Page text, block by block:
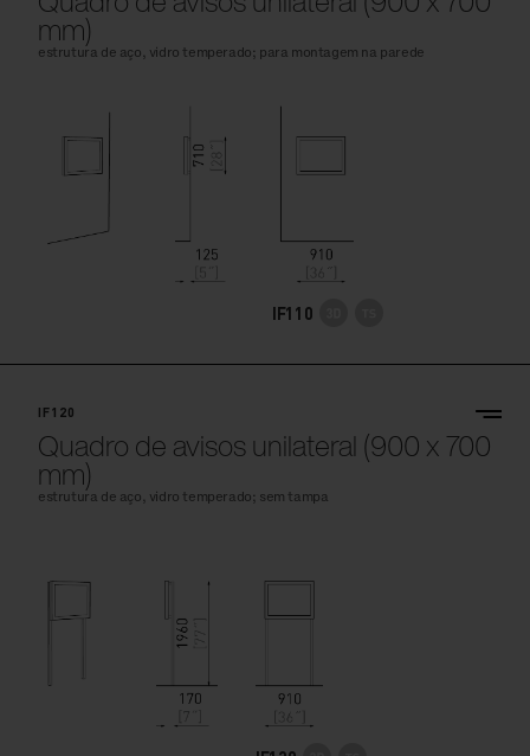
mm)
estrutura de aço, vidro temperado; para montagem na parede
IF110
IF120
Quadro de avisos unilateral (900 x 700
mm)
estrutura de aço, vidro temperado; sem tampa